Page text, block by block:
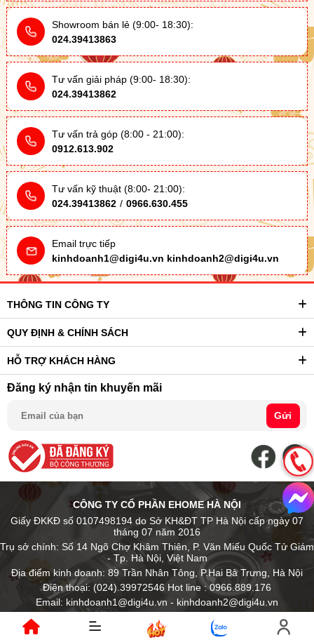
Showroom bán lẻ (9:00- 18:30):
024.39413863
Tư vấn giải pháp (9:00- 18:30):
024.39413862
Tư vấn trả góp (8:00 - 21:00):
0912.613.902
Tư vấn kỹ thuật (8:00- 21:00):
024.39413862 / 0966.630.455
Email trực tiếp
kinhdoanh1@digi4u.vn kinhdoanh2@digi4u.vn
THÔNG TIN CÔNG TY
QUY ĐỊNH & CHÍNH SÁCH
HỖ TRỢ KHÁCH HÀNG
Đăng ký nhận tin khuyến mãi
Gửi
CÔNG TY CỔ PHẦN EHOME HÀ NỘI
Giấy ĐKKĐ số 0107498194 do Sở KH&ĐT TP Hà Nội cấp ngày 07
tháng 07 năm 2016
Trụ sở chính: Số 14 Ngõ Chợ Khâm Thiên, P. Văn Miếu Quốc Tử Giám
- Tp. Hà Nội, Việt Nam
Địa điểm kinh doanh: 89 Trần Nhân Tông, P.Hai Bà Trưng, Hà Nội
Điện thoại: (024).39972546 Hot line : 0966.889.176
Email: kinhdoanh1@digi4u.vn - kinhdoanh2@digi4u.vn